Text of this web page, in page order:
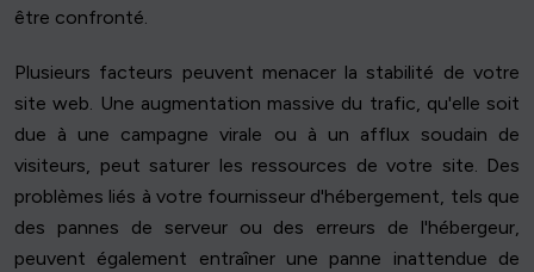
être confronté.
Plusieurs facteurs peuvent menacer la stabilité de votre
site web. Une augmentation massive du trafic, qu'elle soit
due à une campagne virale ou à un afflux soudain de
visiteurs, peut saturer les ressources de votre site. Des
problèmes liés à votre fournisseur d'hébergement, tels que
des pannes de serveur ou des erreurs de l'hébergeur,
peuvent également entraîner une panne inattendue de